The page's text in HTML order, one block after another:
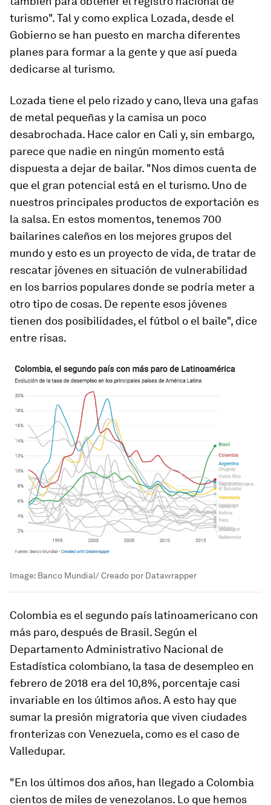
turismo". Tal y como explica Lozada, desde el
Gobierno se han puesto en marcha diferentes
planes para formar a la gente y que así pueda
dedicarse al turismo.
Lozada tiene el pelo rizado y cano, lleva una gafas
de metal pequeñas y la camisa un poco
desabrochada. Hace calor en Cali y, sin embargo,
parece que nadie en ningún momento está
dispuesta a dejar de bailar. "Nos dimos cuenta de
que el gran potencial está en el turismo. Uno de
nuestros principales productos de exportación es
la salsa. En estos momentos, tenemos 700
bailarines caleños en los mejores grupos del
mundo y esto es un proyecto de vida, de tratar de
rescatar jóvenes en situación de vulnerabilidad
en los barrios populares donde se podría meter a
otro tipo de cosas. De repente esos jóvenes
tienen dos posibilidades, el fútbol o el baile", dice
entre risas.
Image: Banco Mundial/ Creado por Datawrapper
Colombia es el segundo país latinoamericano con
más paro, después de Brasil. Según el
Departamento Administrativo Nacional de
Estadística colombiano, la tasa de desempleo en
febrero de 2018 era del 10,8%, porcentaje casi
invariable en los últimos años. A esto hay que
sumar la presión migratoria que viven ciudades
fronterizas con Venezuela, como es el caso de
Valledupar.
"En los últimos dos años, han llegado a Colombia
cientos de miles de venezolanos. Lo que hemos